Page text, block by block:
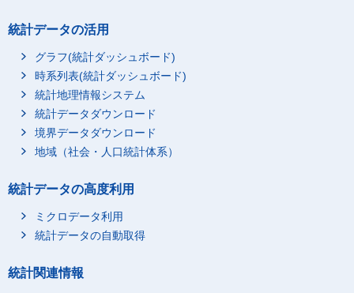
統計データの活用
グラフ(統計ダッシュボード)
時系列表(統計ダッシュボード)
統計地理情報システム
統計データダウンロード
境界データダウンロード
地域（社会・人口統計体系）
統計データの高度利用
ミクロデータ利用
統計データの自動取得
統計関連情報